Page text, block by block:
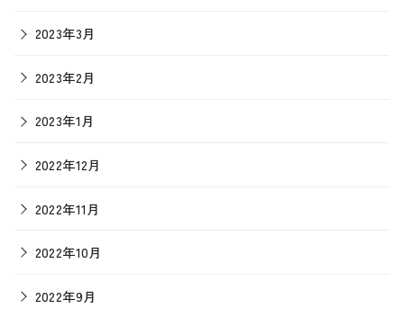
2023年3月
2023年2月
2023年1月
2022年12月
2022年11月
2022年10月
2022年9月